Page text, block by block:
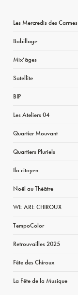
Les Mercredis des Carmes
Babillage
Mix’âges
Satellite
BIP
Les Ateliers 04
Quartier Mouvant
Quartiers Pluriels
Ilo citoyen
Noël au Théâtre
WE ARE CHIROUX
TempoColor
Retrouvailles 2025
Fête des Chiroux
La Fête de la Musique